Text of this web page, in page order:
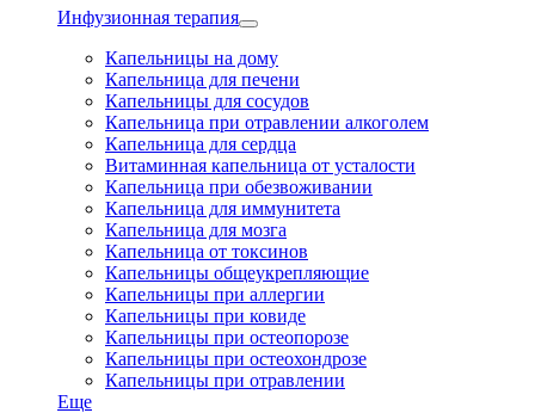
Инфузионная терапия
Капельницы на дому
Капельница для печени
Капельницы для сосудов
Капельница при отравлении алкоголем
Капельница для сердца
Витаминная капельница от усталости
Капельница при обезвоживании
Капельница для иммунитета
Капельница для мозга
Капельница от токсинов
Капельницы общеукрепляющие
Капельницы при аллергии
Капельницы при ковиде
Капельницы при остеопорозе
Капельницы при остеохондрозе
Капельницы при отравлении
Еще